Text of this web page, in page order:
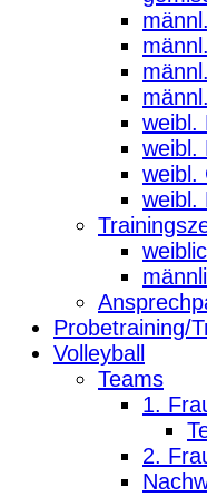
weibl.
weibl.
weibl.
weibl.
Probetraining/
Volleyball
Teams
1.
2.